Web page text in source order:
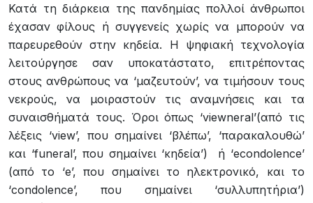
Κατά τη διάρκεια της πανδημίας πολλοί άνθρωποι
έχασαν φίλους ή συγγενείς χωρίς να μπορούν να
παρευρεθούν στην κηδεία. Η ψηφιακή τεχνολογία
λειτούργησε σαν υποκατάστατο, επιτρέποντας
στους ανθρώπους να ‘μαζευτούν’, να τιμήσουν τους
νεκρούς, να μοιραστούν τις αναμνήσεις και τα
συναισθήματά τους. Όροι όπως ‘viewneral’(από τις
λέξεις ‘view’, που σημαίνει ‘βλέπω’, ‘παρακαλουθώ’
και ‘funeral’, που σημαίνει ‘κηδεία’) ή ‘econdolence’
(από το ‘e’, που σημαίνει το ηλεκτρονικό, και το
‘condolence’, που σημαίνει ‘συλλυπητήρια’)